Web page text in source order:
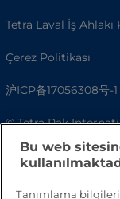
Tetra Laval İş Ahlakı
Çerez Politikası
沪ICP备17056308号-1
© Tetra Pak
Erişilebilirlik
SSS
Bu web
Tanımlama